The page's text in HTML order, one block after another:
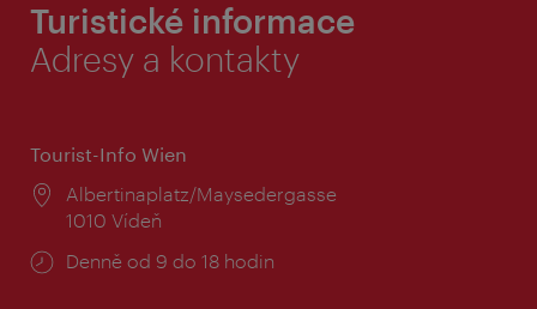
Turistické informace
Adresy a kontakty
Tourist-Info Wien
Místo:
Albertinaplatz/Maysedergasse
1010 Vídeň
Provozní
Denně od 9 do 18 hodin